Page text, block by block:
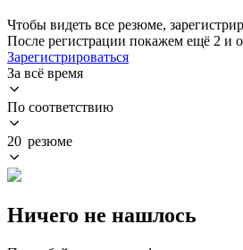
Чтобы видеть все резюме,
После регистрации покажем ещё 2 и
Зарегистрироваться
За всё время
По соответствию
20 резюме
Ничего не нашлось